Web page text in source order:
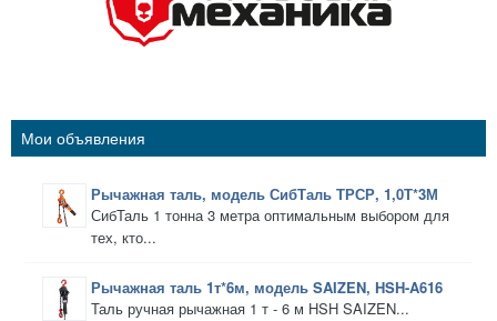
Мои объявления
Рычажная таль, модель СибТаль ТРСР, 1,0Т*3М
СибТаль 1 тонна 3 метра оптимальным выбором для
тех, кто...
Рычажная таль 1т*6м, модель SAIZEN, HSH-A616
Таль ручная рычажная 1 т - 6 м HSH SAIZEN...